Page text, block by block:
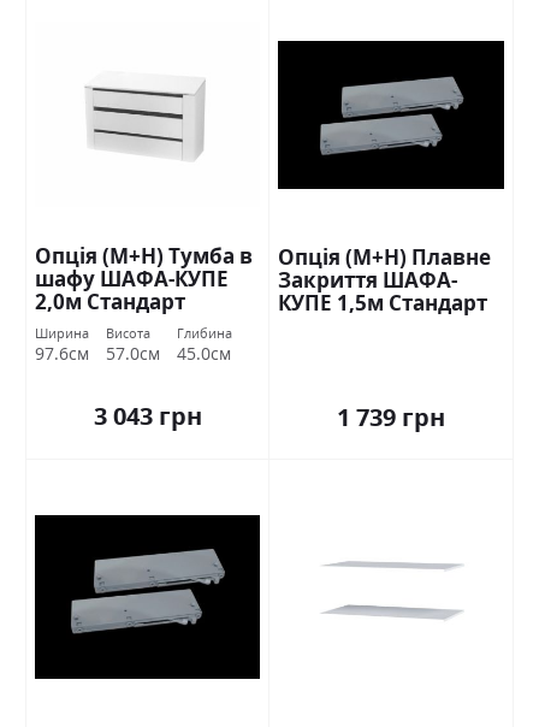
Опція (М+Н) Тумба в
шафу ШАФА-КУПЕ
2,0м Стандарт
Ширина
97.6см
Висота
57.0см
Глибина
45.0см
3 043 грн
Опція (М+Н) Плавне
Закриття ШАФА-
КУПЕ 1,5м Стандарт
1 739 грн